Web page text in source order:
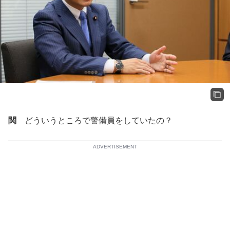
関 どういうところで警備員をしていたの？
ADVERTISEMENT